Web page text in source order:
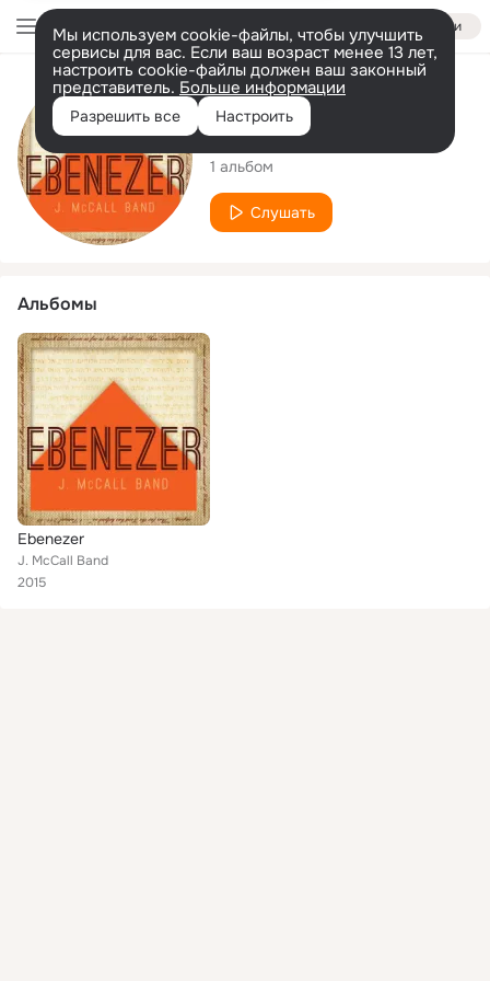
Войти
Мы используем cookie-файлы, чтобы улучшить
сервисы для вас. Если ваш возраст менее 13 лет,
настроить cookie-файлы должен ваш законный
представитель. Больше информации
Разрешить все Настроить
Исполнитель
J. McCall Band
1 альбом
Слушать
Альбомы
Ebenezer
J. McCall Band
2015